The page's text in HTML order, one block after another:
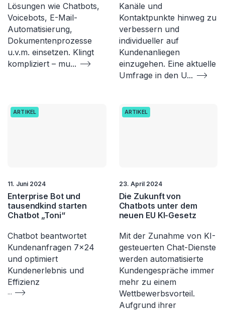
Lösungen wie Chatbots,
Voicebots, E-Mail-
Automatisierung,
Dokumentenprozesse
u.v.m. einsetzen. Klingt
kompliziert – mu...
Kanäle und
Kontaktpunkte hinweg zu
verbessern und
individueller auf
Kundenanliegen
einzugehen. Eine aktuelle
Umfrage in den U...
ARTIKEL
11. Juni 2024
Enterprise Bot und
tausendkind starten
Chatbot „Toni“
Chatbot beantwortet
Kundenanfragen 7×24
und optimiert
Kundenerlebnis und
Effizienz
...
ARTIKEL
23. April 2024
Die Zukunft von
Chatbots unter dem
neuen EU KI-Gesetz
Mit der Zunahme von KI-
gesteuerten Chat-Dienste
werden automatisierte
Kundengespräche immer
mehr zu einem
Wettbewerbsvorteil.
Aufgrund ihrer